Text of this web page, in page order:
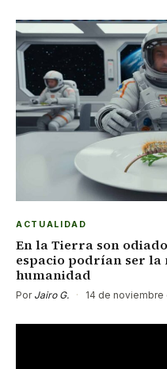
ACTUALIDAD
En la Tierra son
espacio podrían ser la
humanidad
Por Jairo G. · 14 de noviembre